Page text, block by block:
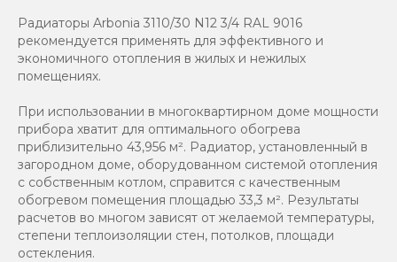
Радиаторы Arbonia 3110/30 N12 3/4 RAL 9016
рекомендуется применять для эффективного и
экономичного отопления в жилых и нежилых
помещениях.
При использовании в многоквартирном доме мощности
прибора хватит для оптимального обогрева
приблизительно 43,956 м². Радиатор, установленный в
загородном доме, оборудованном системой отопления
с собственным котлом, справится с качественным
обогревом помещения площадью 33,3 м². Результаты
расчетов во многом зависят от желаемой температуры,
степени теплоизоляции стен, потолков, площади
остекления.